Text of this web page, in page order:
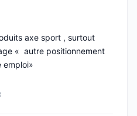
axe sport , surtout
« autre positionnement
emploi»